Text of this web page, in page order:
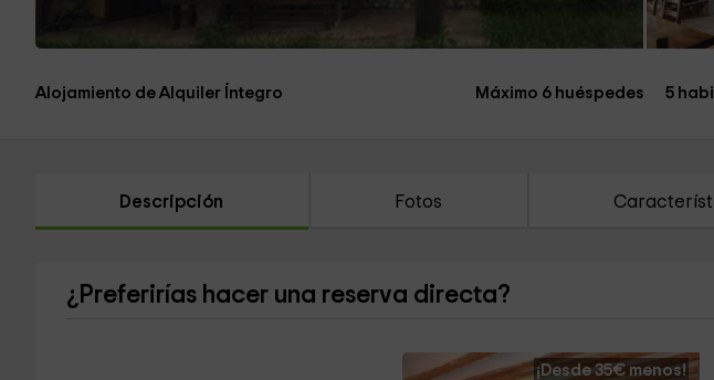
Alojamiento de Alquiler Íntegro Máximo 6 huéspedes 5
Descripción Fotos
¿Preferirías hacer una reserva directa?
¡Desde 35€ menos!